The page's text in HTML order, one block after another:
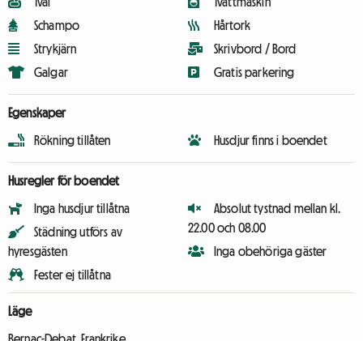
Schampo
Strykjärn
Galgar
Hårtork
Skrivbord / Bord
Gratis parkering
Egenskaper
Rökning tillåten Husdjur finns i boendet
Husregler för boendet
Inga husdjur tillåtna
Städning utförs av
hyresgästen
Fester ej tillåtna
Absolut tystnad mellan kl.
22.00 och 08.00
Inga obehöriga gäster
Läge